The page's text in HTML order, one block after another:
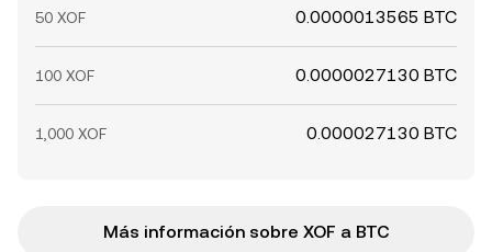
50 XOF 0.0000013565 BTC
100 XOF 0.0000027130 BTC
1,000 XOF 0.000027130 BTC
Más información sobre XOF a BTC